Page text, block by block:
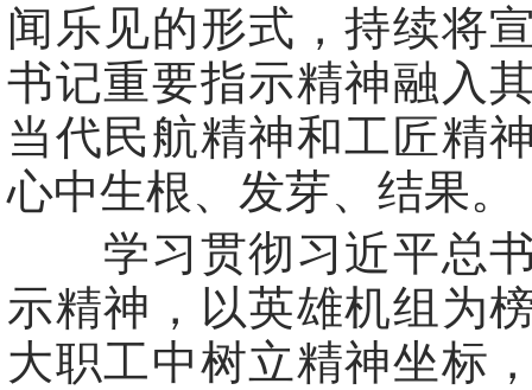
闻乐见的形式，持续将
书记重要指示精神融入
当代民航精神和工匠精
心中生根、发芽、结果。
学习贯彻习近平总书
示精神，以英雄机组为
大职工中树立精神坐标